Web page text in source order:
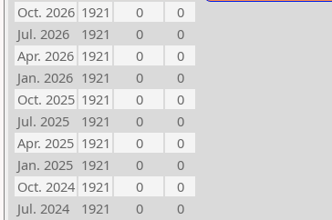
Oct. 2026 1921 0
0
Jul. 2026
1921 0
0
Apr. 2026 1921 0
0
Jan. 2026 1921 0
0
Oct. 2025 1921 0
0
Jul. 2025
1921 0
0
Apr. 2025 1921 0
0
Jan. 2025 1921 0
0
Oct. 2024 1921 0
0
Jul. 2024
1921 0
0